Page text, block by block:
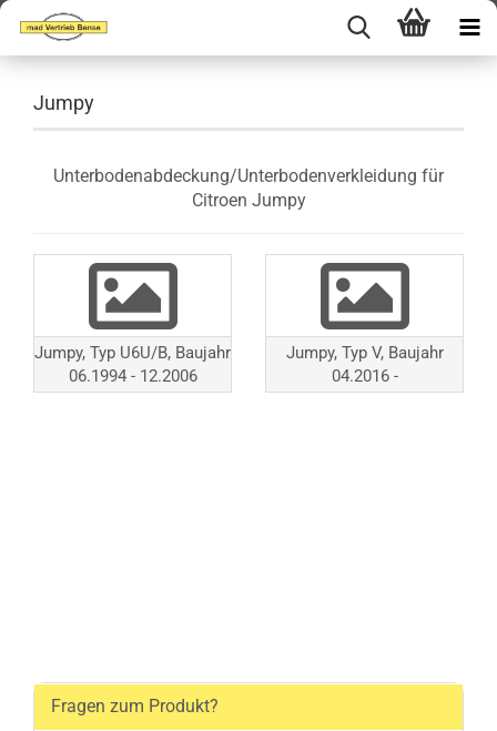
Jumpy
Unterbodenabdeckung/Unterbodenverkleidung für
Citroen Jumpy
Jumpy, Typ U6U/B, Baujahr
06.1994 - 12.2006
Jumpy, Typ V, Baujahr
04.2016 -
Fragen zum Produkt?